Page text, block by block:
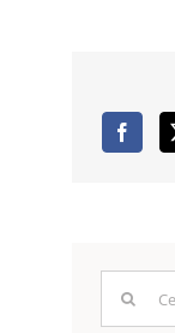
Cerca
per: